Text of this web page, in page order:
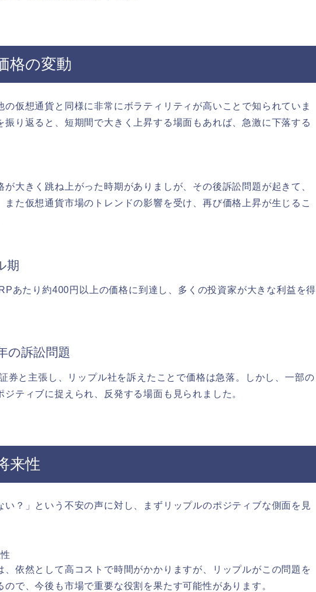
格の変動
の仮想通貨と同様に非常にボラティリティが高いことで知られていま
振り返ると、短期間で大きく上昇する場面もあれば、急激に下落する
が大きく跳ね上がった時期がありましが、その後訴訟問題が起きて、
また仮想通貨市場のトレンドの影響を受け、再び価格上昇が生じるこ
期
あたり約400円以上の価格に到達し、多くの投資家が大きな利益を得
の訴訟問題
券と主張し、リップル社を訴えたことで価格は急落。しかし、一部の
ティブに捉えられ、反発する場面も見られました。
来性
い？」という不安の声に対し、まずリップルのポジティブな側面を見
、依然として高コストで時間がかかりますが、リップルがこの問題を
ので、今後も市場で重要な役割を果たす可能性があります。